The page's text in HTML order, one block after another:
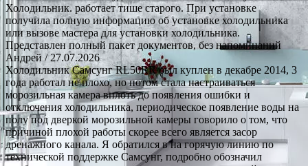
Холодильник. работает тише старого. При установке
получила полную информацию об установке холодильника
или вызове мастера для установки холодильника.
Представлен полный пакет документов, без напоминаний
Андрей/ 27.07.2026
Холодильник Самсунг RL50RR был куплен в декабре 2014, 3
года работал не плохо, но потом стала настраиваться
морозильная камера вплоть до появления ошибки и
отключения холодильника, периодическое появление воды на
полу под дверкой морозильной камеры говорило о том, что
причиной плохой работы скорее всего является засор
дренажного канала. Я обратился в на горячую линию по
технической поддержке Самсунг, подробно обозначил